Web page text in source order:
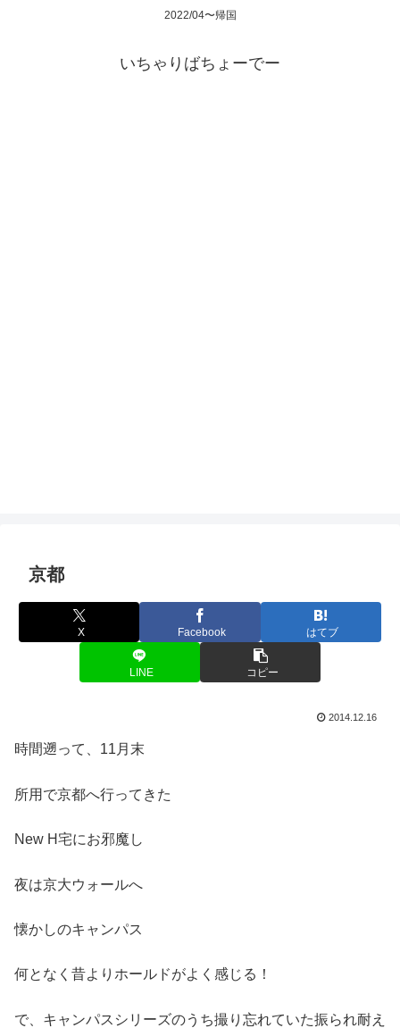
2022/04〜帰国
いちゃりばちょーでー
京都
X Facebook はてブ
LINE コピー
2014.12.16
時間遡って、11月末
所用で京都へ行ってきた
New H宅にお邪魔し
夜は京大ウォールへ
懐かしのキャンパス
何となく昔よりホールドがよく感じる！
で、キャンパスシリーズのうち撮り忘れていた振られ耐え